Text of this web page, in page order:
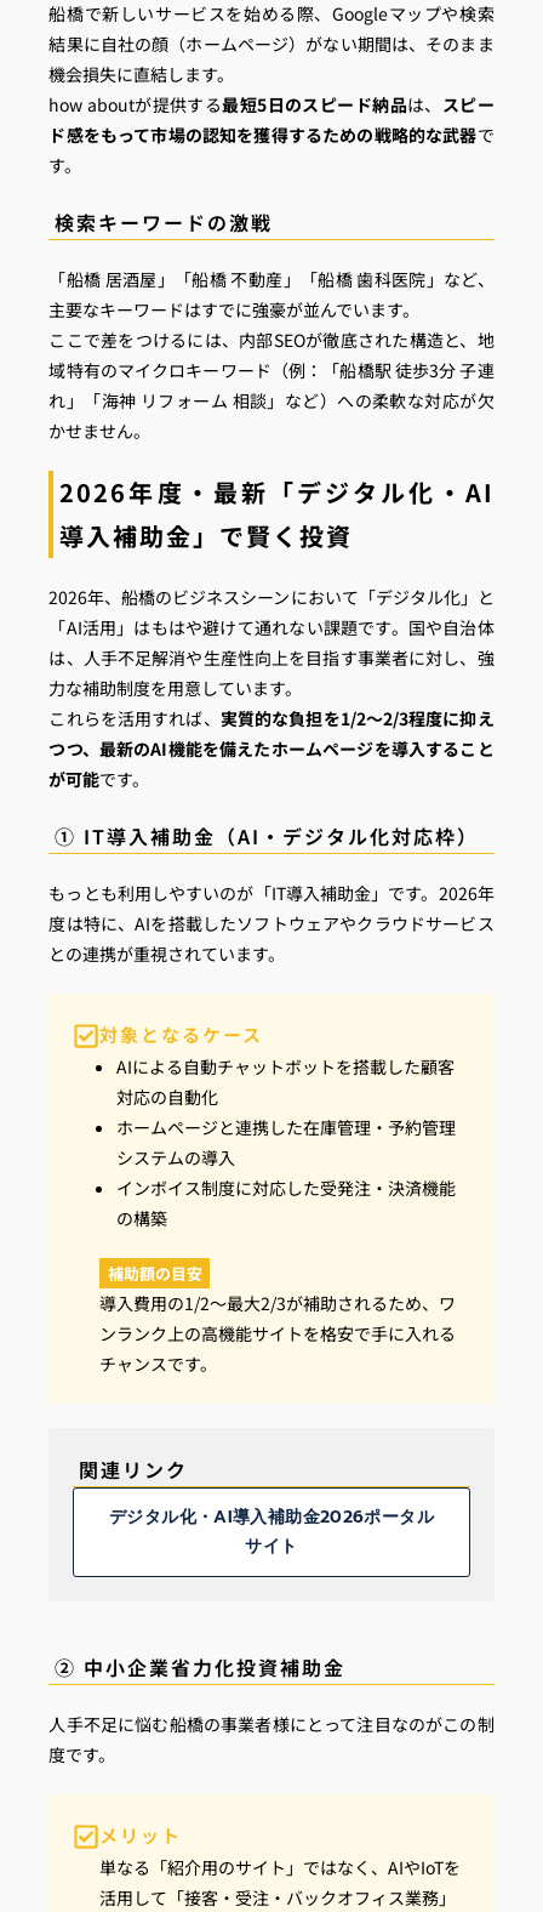
船橋で新しいサービスを始める際、Googleマップや検索
結果に自社の顔（ホームページ）がない期間は、そのまま
機会損失に直結します。
how aboutが提供する最短5日のスピード納品は、 スピー
ド感をもって市場の認知を獲得するための戦略的な武器で
す。
検索キーワードの激戦
「船橋 居酒屋」「船橋 不動産」「船橋 歯科医院」など、
主要なキーワードはすでに強豪が並んでいます。
ここで差をつけるには、内部SEOが徹底された構造と、地
域特有のマイクロキーワード（例：「船橋駅 徒歩3分 子連
れ」「海神 リフォーム 相談」など）への柔軟な対応が欠
かせません。
2026年度・最新「デジタル化・AI
導入補助金」で賢く投資
2026年、船橋のビジネスシーンにおいて「デジタル化」と
「AI活用」はもはや避けて通れない課題です。国や自治体
は、人手不足解消や生産性向上を目指す事業者に対し、強
力な補助制度を用意しています。
これらを活用すれば、 実質的な負担を1/2〜2/3程度に抑え
つつ、最新のAI機能を備えたホームページを導入すること
が可能です。
① IT導入補助金（AI・デジタル化対応枠）
もっとも利用しやすいのが「IT導入補助金」です。2026年
度は特に、AIを搭載したソフトウェアやクラウドサービス
との連携が重視されています。
対象となるケース
AIによる自動チャットボットを搭載した顧客
対応の自動化
ホームページと連携した在庫管理・予約管理
システムの導入
インボイス制度に対応した受発注・決済機能
の構築
補助額の目安
導入費用の1/2〜最大2/3が補助されるため、ワ
ンランク上の高機能サイトを格安で手に入れる
チャンスです。
関連リンク
デジタル化・AI導入補助金2026ポータル
サイト
② 中小企業省力化投資補助金
人手不足に悩む船橋の事業者様にとって注目なのがこの制
度です。
メリット
単なる「紹介用のサイト」ではなく、AIやIoTを
活用して「接客・受注・バックオフィス業務」